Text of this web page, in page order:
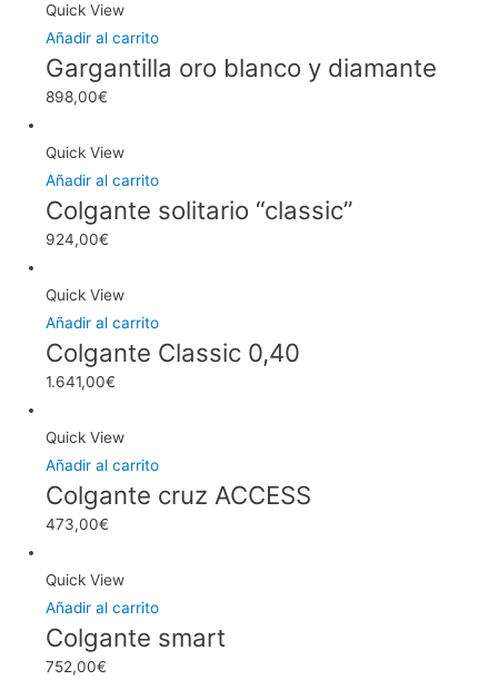
Quick View
Añadir al carrito
Gargantilla oro blanco y diamante
898,00€
Quick View
Añadir al carrito
Colgante solitario “classic”
924,00€
Quick View
Añadir al carrito
Colgante Classic 0,40
1.641,00€
Quick View
Añadir al carrito
Colgante cruz ACCESS
473,00€
Quick View
Añadir al carrito
Colgante smart
752,00€